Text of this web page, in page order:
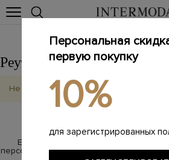
Реутов Выбрать другой город
Не найдено
Если у Вас возникли вопросы по
персональный менеджер с радостью на
Персональная
первую покупку
10%
для зарегистрированных